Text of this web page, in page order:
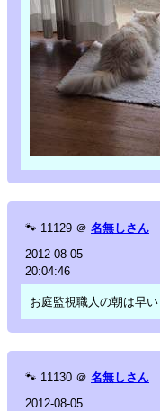
🐾 11129 ＠ 名無しさん
2012-08-05
20:04:46
お庭監視職人の朝は早い
🐾 11130 ＠ 名無しさん
2012-08-05